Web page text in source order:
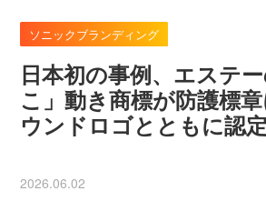
ソニックブランディング
日本初の事例、エステ
こ」動き商標が防護標
ウンドロゴとともに認定
2026.06.02